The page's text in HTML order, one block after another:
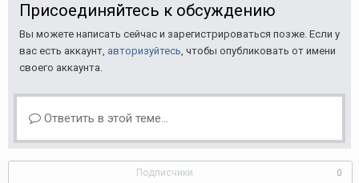
Присоединяйтесь к обсуждению
Вы можете написать сейчас и зарегистрироваться позже. Если у
вас есть аккаунт, авторизуйтесь, чтобы опубликовать от имени
своего аккаунта.
Ответить в этой теме...
Подписчики 0